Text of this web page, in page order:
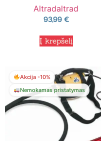
Altradaltrad
93,99 €
Į krepšelį
Akcija -10%
Nemokamas pristatymas